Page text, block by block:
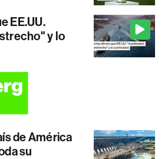
EE.UU.
y lo
de América
su